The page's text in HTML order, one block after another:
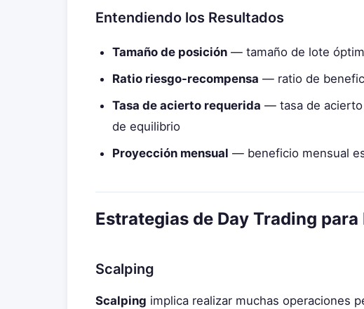
Entendiendo los Resultados
Tamaño de posición — tamaño de lote
Ratio riesgo-recompensa — ratio de
Tasa de acierto requerida — tasa de acierto
de equilibrio
Proyección mensual — beneficio mensual
Estrategias de Day Trading
Scalping
Scalping implica realizar muchas operaciones